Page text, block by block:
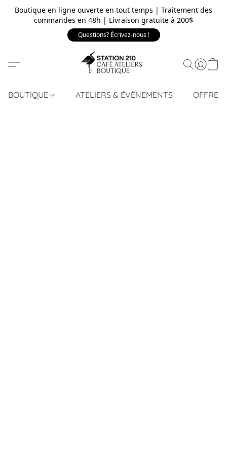
Boutique en ligne ouverte en tout temps | Traitement des
commandes en 48h | Livraison gratuite à 200$
Questions? Écrivez-nous !
BOUTIQUE ATELIERS & ÉVÈNEMENTS OFFRE